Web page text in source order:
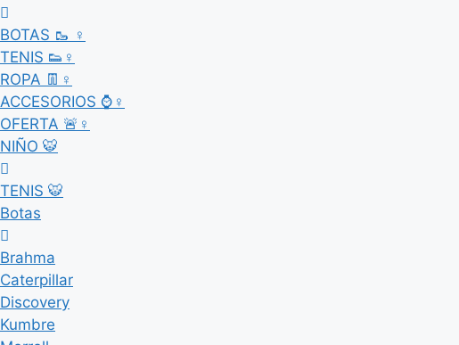
BOTAS 🥾 ♀
TENIS 👟♀
ROPA 👖♀
ACCESORIOS ⌚♀
OFERTA 🚨♀
NIÑO 🐯
TENIS 🐯
Botas
Brahma
Caterpillar
Discovery
Kumbre